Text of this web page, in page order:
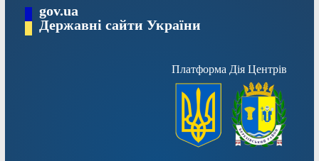
Перейтиgov.ua
Державні сайти України
Платформа Дія Центрів